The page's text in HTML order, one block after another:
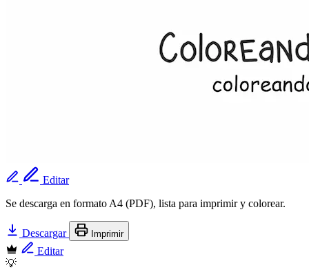
Editar
Se descarga en formato A4 (PDF), lista para imprimir y colorear.
Descargar Imprimir
Editar
💡